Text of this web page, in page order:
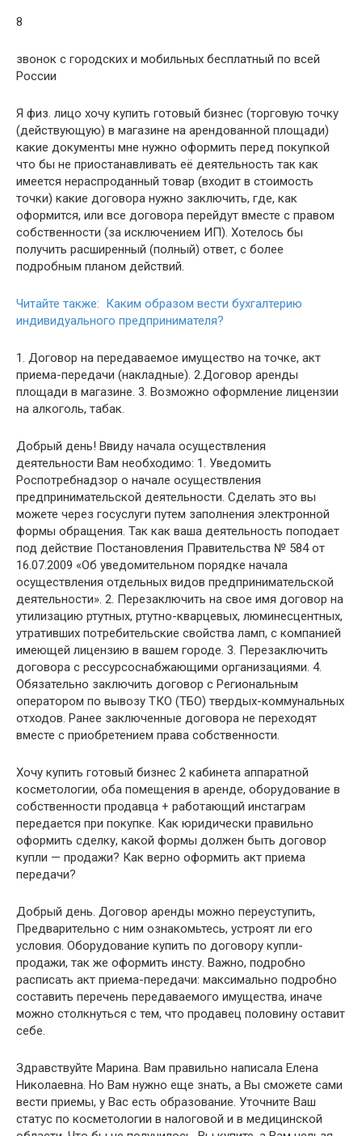
8
звонок с городских и мобильных бесплатный по всей
России
Я физ. лицо хочу купить готовый бизнес (торговую точку
(действующую) в магазине на арендованной площади)
какие документы мне нужно оформить перед покупкой
что бы не приостанавливать её деятельность так как
имеется нераспроданный товар (входит в стоимость
точки) какие договора нужно заключить, где, как
оформится, или все договора перейдут вместе с правом
собственности (за исключением ИП). Хотелось бы
получить расширенный (полный) ответ, с более
подробным планом действий.
Читайте также: Каким образом вести бухгалтерию
индивидуального предпринимателя?
1. Договор на передаваемое имущество на точке, акт
приема-передачи (накладные). 2.Договор аренды
площади в магазине. 3. Возможно оформление лицензии
на алкоголь, табак.
Добрый день! Ввиду начала осуществления
деятельности Вам необходимо: 1. Уведомить
Роспотребнадзор о начале осуществления
предпринимательской деятельности. Сделать это вы
можете через госуслуги путем заполнения электронной
формы обращения. Так как ваша деятельность поподает
под действие Постановления Правительства № 584 от
16.07.2009 «Об уведомительном порядке начала
осуществления отдельных видов предпринимательской
деятельности». 2. Перезаключить на свое имя договор на
утилизацию ртутных, ртутно-кварцевых, люминесцентных,
утративших потребительские свойства ламп, с компанией
имеющей лицензию в вашем городе. 3. Перезаключить
договора с рессурсоснабжающими организациями. 4.
Обязательно заключить договор с Региональным
оператором по вывозу ТКО (ТБО) твердых-коммунальных
отходов. Ранее заключенные договора не переходят
вместе с приобретением права собственности.
Хочу купить готовый бизнес 2 кабинета аппаратной
косметологии, оба помещения в аренде, оборудование в
собственности продавца + работающий инстаграм
передается при покупке. Как юридически правильно
оформить сделку, какой формы должен быть договор
купли — продажи? Как верно оформить акт приема
передачи?
Добрый день. Договор аренды можно переуступить,
Предварительно с ним ознакомьтесь, устроят ли его
условия. Оборудование купить по договору купли-
продажи, так же оформить инсту. Важно, подробно
расписать акт приема-передачи: максимально подробно
составить перечень передаваемого имущества, иначе
можно столкнуться с тем, что продавец половину оставит
себе.
Здравствуйте Марина. Вам правильно написала Елена
Николаевна. Но Вам нужно еще знать, а Вы сможете сами
вести приемы, у Вас есть образование. Уточните Ваш
статус по косметологии в налоговой и в медицинской